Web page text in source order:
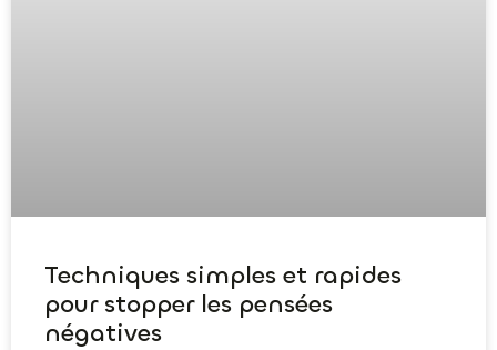
Techniques simples et rapides
pour stopper les pensées
négatives